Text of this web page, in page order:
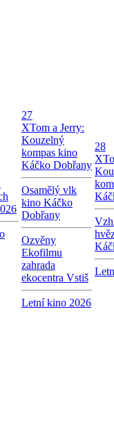
27
XTom a Jerry:
Kouzelný
kompas kino
Káčko Dobřany
Osamělý vlk
kino Káčko
Dobřany
Ozvěny
Ekofilmu
zahrada
ekocentra Vstiš
Letní kino 2026
28
X